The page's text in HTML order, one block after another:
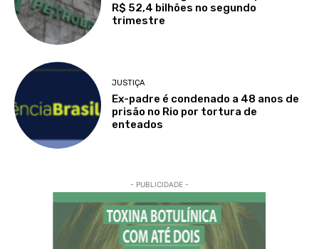
R$ 52,4 bilhões no segundo
trimestre
JUSTIÇA
Ex-padre é condenado a 48 anos de
prisão no Rio por tortura de
enteados
- PUBLICIDADE -